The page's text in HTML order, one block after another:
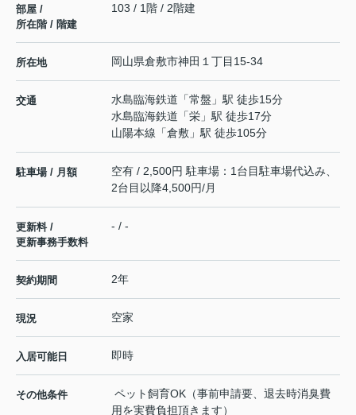
部屋 /
所在階 / 階建
103 / 1階 / 2階建
所在地 岡山県倉敷市神田 １丁目15-34
交通 水島臨海鉄道 「常盤 」駅 徒歩15分
水島臨海鉄道 「栄 」駅 徒歩17分
山陽本線 「倉敷 」駅 徒歩105分
駐車場 / 月額
空有 / 2,500円 駐車場：1台目駐車場代込み、
2台目以降4,500円/月
更新料 /
更新事務手数料
- / -
契約期間 2年
現況 空家
入居可能日 即時
その他条件
ペット飼育OK（事前申請要、退去時消臭費
用を実費負担頂きます）